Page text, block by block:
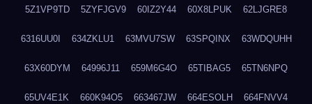
5Z1VP9TD 5ZYFJGV9 60IZ2Y44 60X8LPUK 62LJGRE8
6316UU0I 634ZKLU1 63MVU7SW 63SPQINX 63WDQUHH
63X60DYM 64996J11 659M6G4O 65TIBAG5 65TN6NPQ
65UV4E1K 660K94O5 663467JW 664ESOLH 664FNVV4